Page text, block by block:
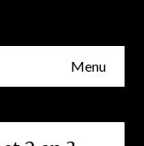
Menu